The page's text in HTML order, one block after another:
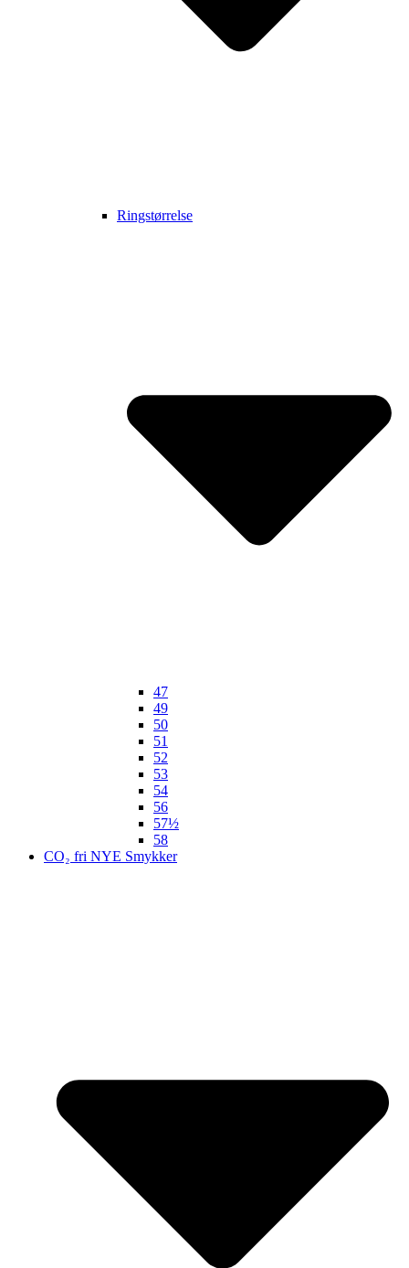
Ringstørrelse
47
49
50
51
52
53
54
56
57½
58
CO₂ fri NYE Smykker